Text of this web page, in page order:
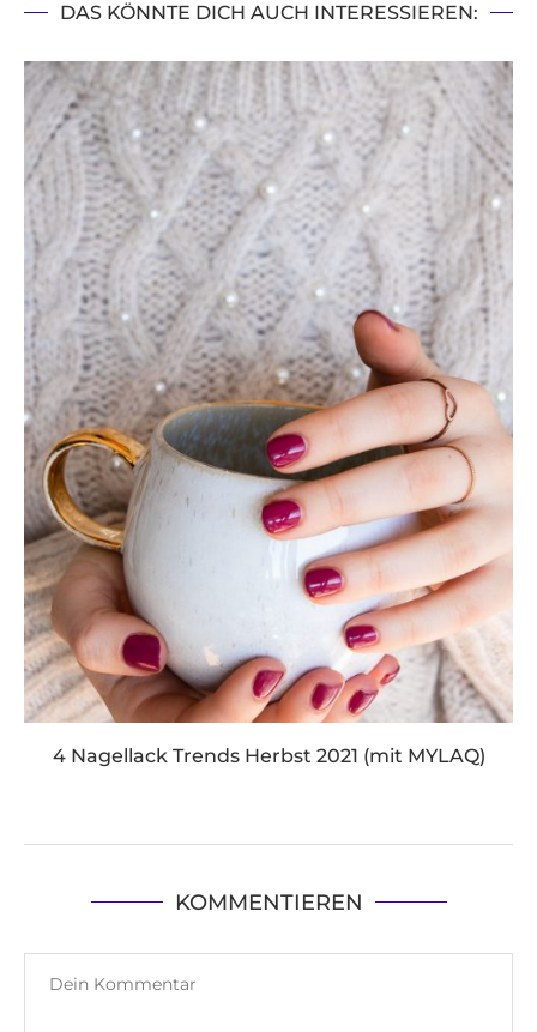
DAS KÖNNTE DICH AUCH INTERESSIEREN:
4 Nagellack Trends Herbst 2021 (mit MYLAQ)
KOMMENTIEREN